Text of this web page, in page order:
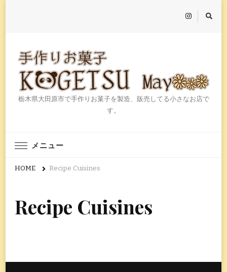
栃木県大田原市で手作りお菓子を製造、販売してる小さなお店で
す。
メニュー
HOME Recipe Cuisines
Recipe Cuisines